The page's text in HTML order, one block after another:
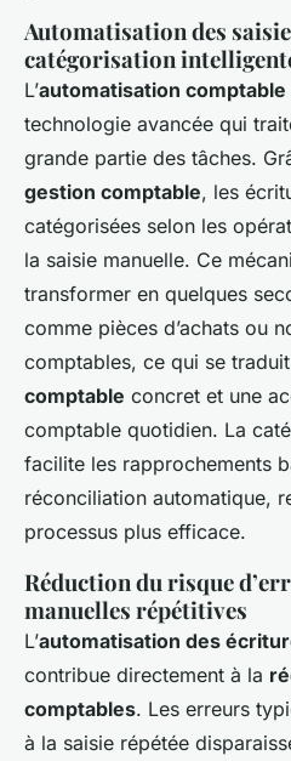
Automatisation des
catégorisation
L’automatisation comptable
technologie avancée qui
grande partie des tâches.
gestion comptable, les
catégorisées selon les
la saisie manuelle. Ce
transformer en quelques
comme pièces d’achats ou
comptables, ce qui se
comptable concret et une
comptable quotidien. La
facilite les rapprochements
réconciliation automatique,
processus plus efficace.
Réduction du risque
manuelles répétitives
L’automatisation des
contribue directement à la
comptables. Les erreurs
à la saisie répétée